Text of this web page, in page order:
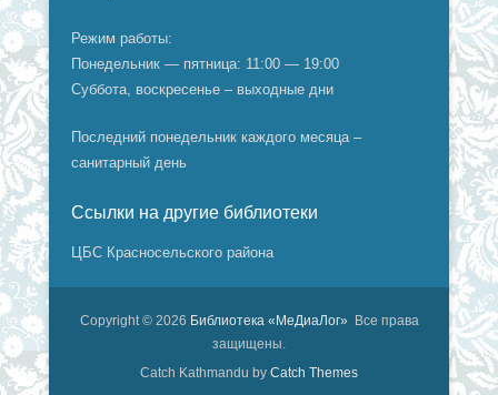
Режим работы:
Понедельник — пятница: 11:00 — 19:00
Суббота, воскресенье – выходные дни
Последний понедельник каждого месяца –
санитарный день
Ссылки на другие библиотеки
ЦБС Красносельского района
Copyright © 2026 Библиотека «МеДиаЛог» Все права
защищены.
Catch Kathmandu by Catch Themes